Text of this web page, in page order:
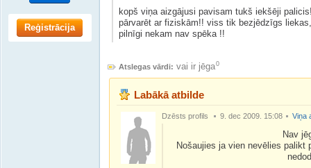
kopš viņa aizgājusi pavisam tukš iekšēji
pārvarēt ar fiziskām!! viss tik bezjēdzīgs
pilnīgi nekam nav spēka !!
Atslegas vārdi: vai ir jēga0
Labākā atbilde
Dzēsts profils 9. dec 2009. 15:08 Viņa
Nav
Nošaujies ja vien nevēlies palikt
Reģistrācija